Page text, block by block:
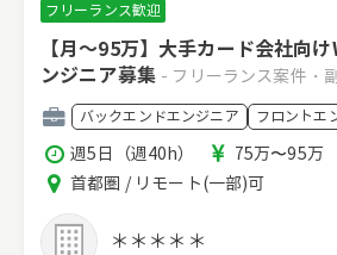
フリーランス歓迎
【月～95万】大手カード会社向
ンジニア募集 - フリーランス案件・
職
種
バックエンドエンジニア フロントエ
稼
働
時
間
週5日（週40h）
報
酬
75万〜95万
エ
ア
首都圏 / リモート(一部)可
＊＊＊＊＊